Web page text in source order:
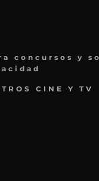
concursos y
CINE Y TV